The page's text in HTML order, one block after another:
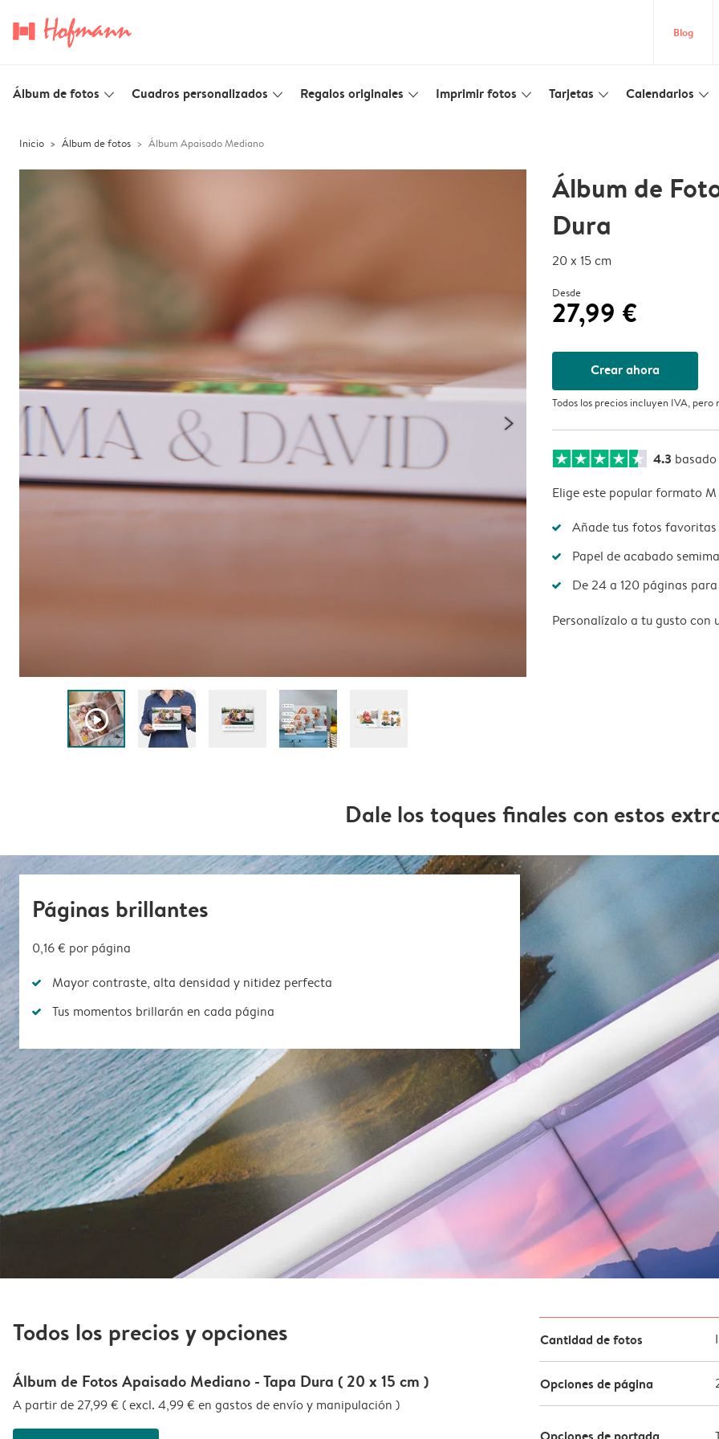
Blog
Álbum de fotos slim_arrow_down Cuadros personalizados slim_arrow_down Regalos originales slim_arrow_down Imprimir fotos slim_arrow_down Tarjetas slim_arrow_down Calendarios slim_arrow_down
Inicio Álbum de fotos Álbum Apaisado Mediano
play_button_fill
Álbum de
Dura
20 x 15 cm
Desde
27,99 €
Crear ahora
Todos los precios incluyen IVA, pero
4.3
Elige este popular formato
Añade tus fotos
Papel de acabado
De 24 a 120 páginas
Personalízalo a tu gusto con
Dale los toques finales con estos
Páginas brillantes
0,16 € por página
Mayor contraste, alta densidad y nitidez perfecta
Tus momentos brillarán en cada página
Todos los precios y opciones
Álbum de Fotos Apaisado Mediano - Tapa Dura ( 20 x 15 cm )
A partir de 27,99 € ( excl. 4,99 € en gastos de envío y manipulación )
Cantidad de fotos
Opciones de página